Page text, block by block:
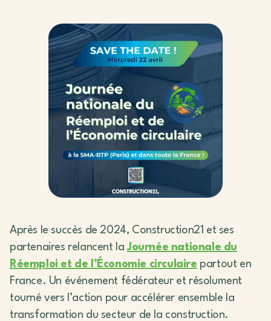
Après le succès de 2024, Construction21 et ses
partenaires relancent laJournée nationale du
Réemploi et de l’Économie circulaire partout en
France. Un événement fédérateur et résolument
tourné vers l’action pour accélérer ensemble la
transformation du secteur de la construction.